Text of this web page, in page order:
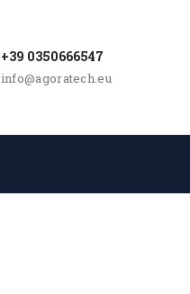
+39 0350666547
info@agoratech.eu